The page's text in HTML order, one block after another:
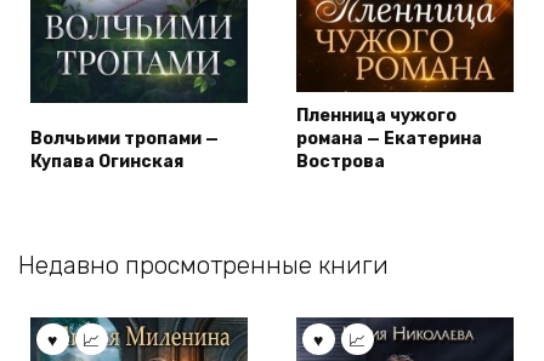
Волчьими тропами —
Купава Огинская
Пленница чужого
романа — Екатерина
Вострова
Недавно просмотренные книги